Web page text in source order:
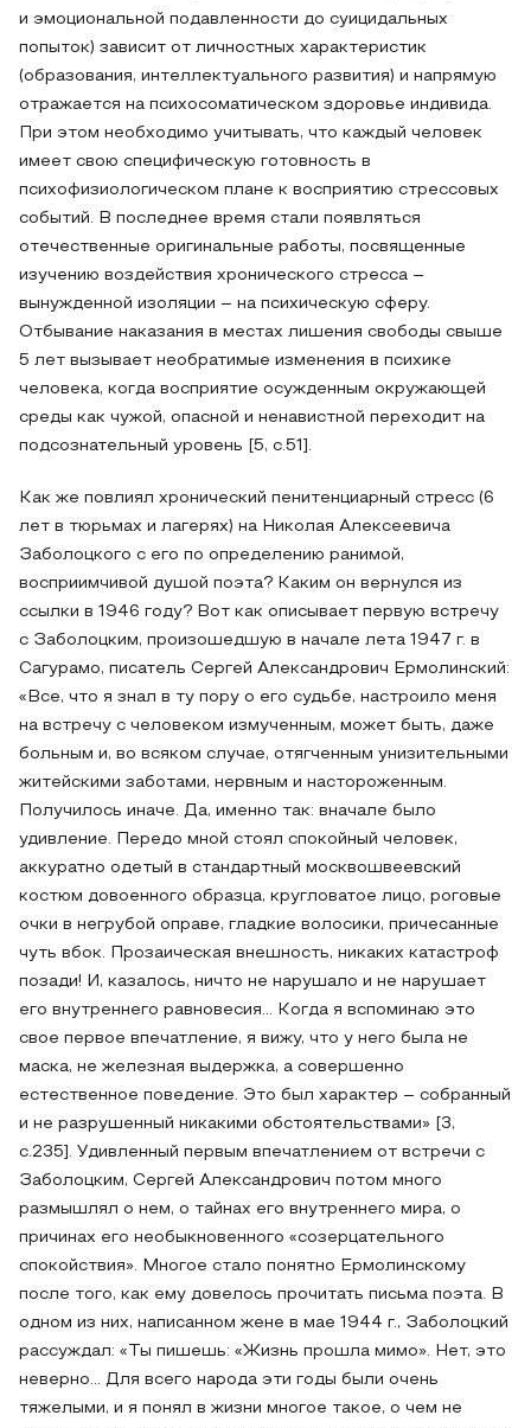
и эмоциональной подавленности до суицидальных
попыток) зависит от личностных характеристик
(образования, интеллектуального развития) и напрямую
отражается на психосоматическом здоровье индивида.
При этом необходимо учитывать, что каждый человек
имеет свою специфическую готовность в
психофизиологическом плане к восприятию стрессовых
событий. В последнее время стали появляться
отечественные оригинальные работы, посвященные
изучению воздействия хронического стресса –
вынужденной изоляции – на психическую сферу.
Отбывание наказания в местах лишения свободы свыше
5 лет вызывает необратимые изменения в психике
человека, когда восприятие осужденным окружающей
среды как чужой, опасной и ненавистной переходит на
подсознательный уровень [5, c.51].
Как же повлиял хронический пенитенциарный стресс (6
лет в тюрьмах и лагерях) на Николая Алексеевича
Заболоцкого с его по определению ранимой,
восприимчивой душой поэта? Каким он вернулся из
ссылки в 1946 году? Вот как описывает первую встречу
с Заболоцким, произошедшую в начале лета 1947 г. в
Сагурамо, писатель Сергей Александрович Ермолинский:
«Все, что я знал в ту пору о его судьбе, настроило меня
на встречу с человеком измученным, может быть, даже
больным и, во всяком случае, отягченным унизительными
житейскими заботами, нервным и настороженным.
Получилось иначе. Да, именно так: вначале было
удивление. Передо мной стоял спокойный человек,
аккуратно одетый в стандартный москвошвеевский
костюм довоенного образца, кругловатое лицо, роговые
очки в негрубой оправе, гладкие волосики, причесанные
чуть вбок. Прозаическая внешность, никаких катастроф
позади! И, казалось, ничто не нарушало и не нарушает
его внутреннего равновесия… Когда я вспоминаю это
свое первое впечатление, я вижу, что у него была не
маска, не железная выдержка, а совершенно
естественное поведение. Это был характер – собранный
и не разрушенный никакими обстоятельствами» [3,
c.235]. Удивленный первым впечатлением от встречи с
Заболоцким, Сергей Александрович потом много
размышлял о нем, о тайнах его внутреннего мира, о
причинах его необыкновенного «созерцательного
спокойствия». Многое стало понятно Ермолинскому
после того, как ему довелось прочитать письма поэта. В
одном из них, написанном жене в мае 1944 г., Заболоцкий
рассуждал: «Ты пишешь: «Жизнь прошла мимо». Нет, это
неверно… Для всего народа эти годы были очень
тяжелыми, и я понял в жизни многое такое, о чем не